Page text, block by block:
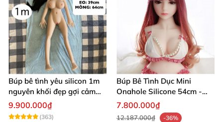
Búp bê tình yêu silicon 1m
nguyên khối đẹp gợi cảm
giá rẻ
9.900.000₫
(363)
Búp Bê Tình Dục Mini
Onahole Silicone 54cm -
Gọn Nhẹ Giá Rẻ Mềm Mại
7.800.000₫
12.187.000₫
-36%